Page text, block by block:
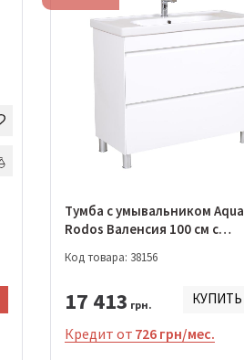
Тумба с умывальником Aqua
Rodos Валенсия 100 см с
(АР0002152)
Код товара: 38156
17 413 грн. КУПИТЬ
Кредит от 726 грн/мес.